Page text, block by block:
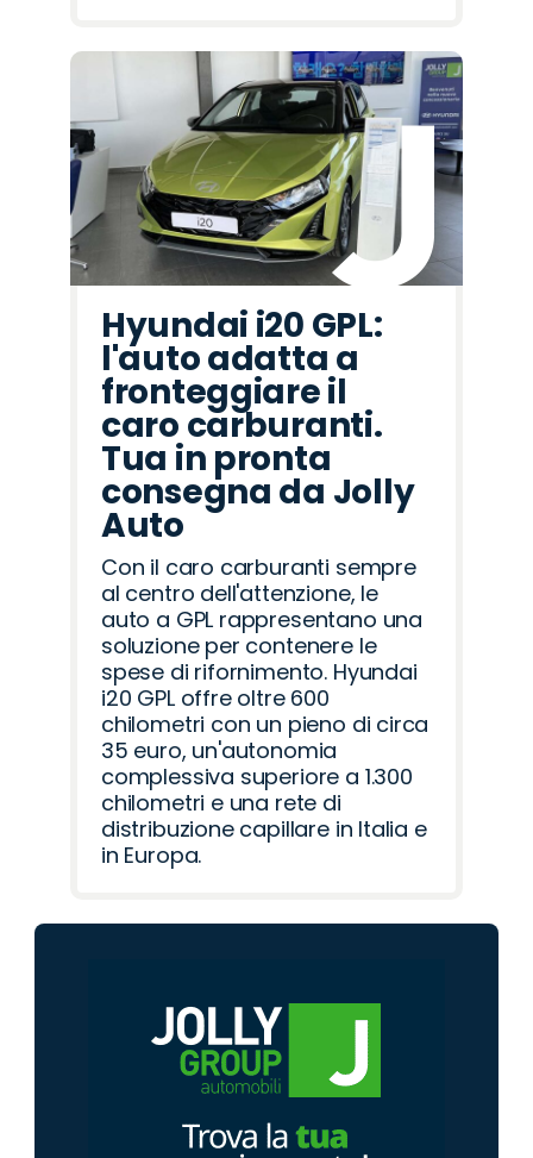
Hyundai i20 GPL:
l'auto adatta a
fronteggiare il
caro carburanti.
Tua in pronta
consegna da Jolly
Auto
Con il caro carburanti sempre
al centro dell'attenzione, le
auto a GPL rappresentano una
soluzione per contenere le
spese di rifornimento. Hyundai
i20 GPL offre oltre 600
chilometri con un pieno di circa
35 euro, un'autonomia
complessiva superiore a 1.300
chilometri e una rete di
distribuzione capillare in Italia e
in Europa.